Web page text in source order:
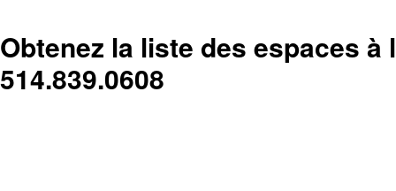
Obtenez la liste des espaces à
514.839.0608